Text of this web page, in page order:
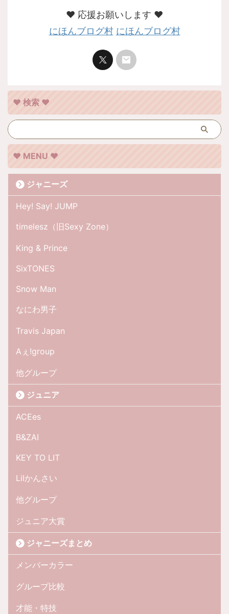
❤︎ 応援お願いします ❤︎
にほんブログ村 にほんブログ村
❤︎ 検索 ❤︎
❤︎ MENU ❤︎
ジャニーズ
Hey! Say! JUMP
timelesz（旧Sexy Zone）
King & Prince
SixTONES
Snow Man
なにわ男子
Travis Japan
Aぇ!group
他グループ
ジュニア
ACEes
B&ZAI
KEY TO LIT
Lilかんさい
他グループ
ジュニア大賞
ジャニーズまとめ
メンバーカラー
グループ比較
才能・特技